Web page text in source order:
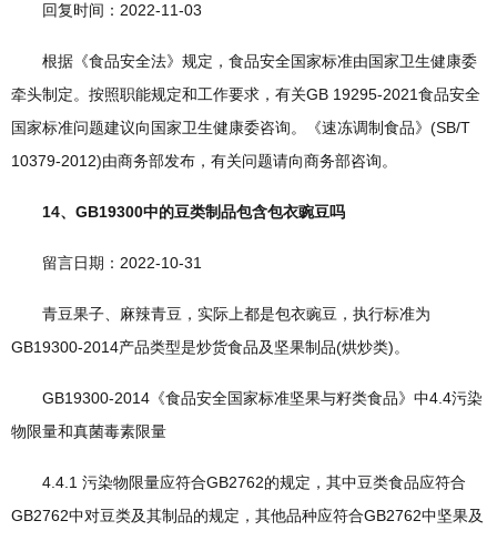
回复时间：2022-11-03
根据《食品安全法》规定，食品安全国家标准由国家卫生健康委
牵头制定。按照职能规定和工作要求，有关GB 19295-2021食品安全
国家标准问题建议向国家卫生健康委咨询。《速冻调制食品》(SB/T
10379-2012)由商务部发布，有关问题请向商务部咨询。
14、GB19300中的豆类制品包含包衣豌豆吗
留言日期：2022-10-31
青豆果子、麻辣青豆，实际上都是包衣豌豆，执行标准为
GB19300-2014产品类型是炒货食品及坚果制品(烘炒类)。
GB19300-2014《食品安全国家标准坚果与籽类食品》中4.4污染
物限量和真菌毒素限量
4.4.1 污染物限量应符合GB2762的规定，其中豆类食品应符合
GB2762中对豆类及其制品的规定，其他品种应符合GB2762中坚果及